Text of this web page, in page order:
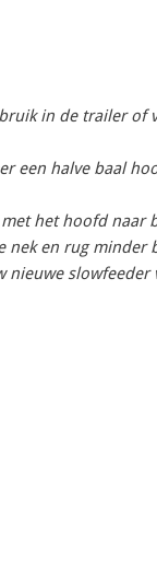
in de trailer of
een halve baal
het hoofd naar
nek en rug minder
nieuwe